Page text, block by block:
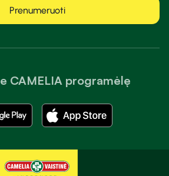
CAMELIA programėlę
Prenumeruoti